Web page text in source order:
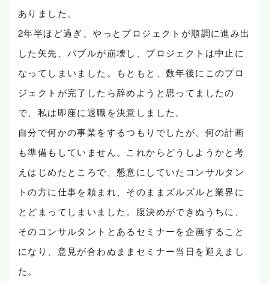
ありました。
2年半ほど過ぎ、やっとプロジェクトが順調に進み出
した矢先、バブルが崩壊し、プロジェクトは中止に
なってしまいました。もともと、数年後にこのプロ
ジェクトが完了したら辞めようと思ってましたの
で、私は即座に退職を決意しました。
自分で何かの事業をするつもりでしたが、何の計画
も準備もしていません。これからどうしようかと考
えはじめたところで、懇意にしていたコンサルタン
トの方に仕事を頼まれ、そのままズルズルと業界に
とどまってしまいました。腹決めができぬうちに、
そのコンサルタントとあるセミナーを企画すること
になり、意見が合わぬままセミナー当日を迎えまし
た。